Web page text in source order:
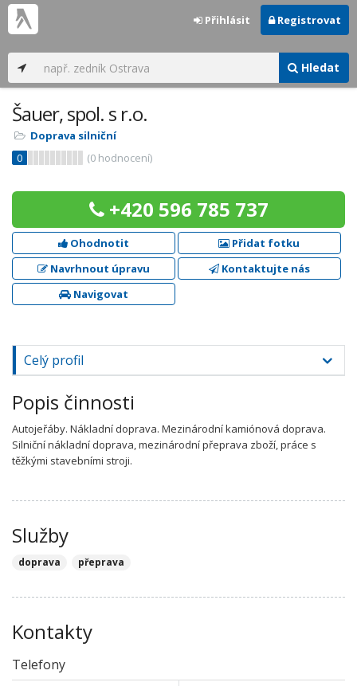
Hledat
Přihlásit Registrovat
Šauer, spol. s r.o.
Doprava silniční
0
(0 hodnocení)
+420 596 785 737
Ohodnotit
Přidat fotku
Navrhnout úpravu
Kontaktujte nás
Navigovat
Celý profil
Popis činnosti
Autojeřáby. Nákladní doprava. Mezinárodní kamiónová doprava.
Silniční nákladní doprava, mezinárodní přeprava zboží, práce s
těžkými stavebními stroji.
Služby
doprava přeprava
Kontakty
Telefony